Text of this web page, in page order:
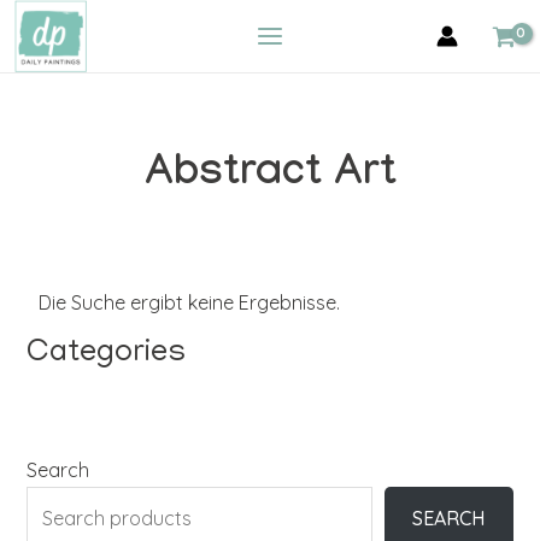
Zum
Inhalt
springen
MAIN
Abstract Art
Die Suche ergibt keine Ergebnisse.
Categories
Search
SEARCH